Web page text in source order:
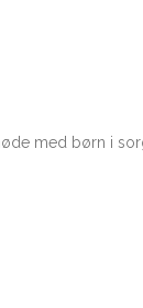
med børn i